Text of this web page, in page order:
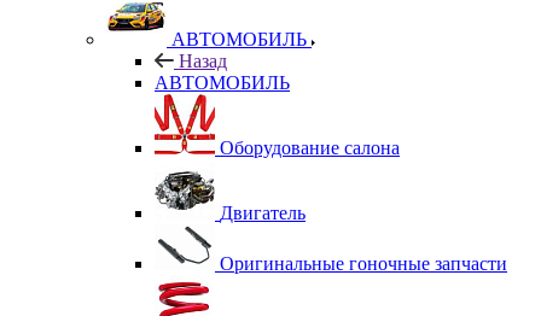
АВТОМОБИЛЬ
Назад
АВТОМОБИЛЬ
Оборудование салона
Двигатель
Оригинальные гоночные запчасти